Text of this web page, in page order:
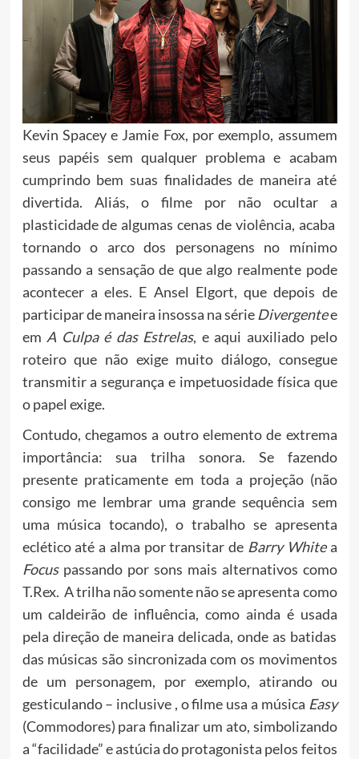
Kevin Spacey e Jamie Fox, por exemplo, assumem
seus papéis sem qualquer problema e acabam
cumprindo bem suas finalidades de maneira até
divertida. Aliás, o filme por não ocultar a
plasticidade de algumas cenas de violência, acaba
tornando o arco dos personagens no mínimo
passando a sensação de que algo realmente pode
acontecer a eles. E Ansel Elgort, que depois de
participar de maneira insossa na série Divergentee
em A Culpa é das Estrelas, e aqui auxiliado pelo
roteiro que não exige muito diálogo, consegue
transmitir a segurança e impetuosidade física que
o papel exige.
Contudo, chegamos a outro elemento de extrema
importância: sua trilha sonora. Se fazendo
presente praticamente em toda a projeção (não
consigo me lembrar uma grande sequência sem
uma música tocando), o trabalho se apresenta
eclético até a alma por transitar de Barry Whitea
Focuspassando por sons mais alternativos como
T.Rex. A trilha não somente não se apresenta como
um caldeirão de influência, como ainda é usada
pela direção de maneira delicada, onde as batidas
das músicas são sincronizada com os movimentos
de um personagem, por exemplo, atirando ou
gesticulando – inclusive , o filme usa a música Easy
(Commodores) para finalizar um ato, simbolizando
a “facilidade” e astúcia do protagonista pelos feitos